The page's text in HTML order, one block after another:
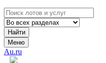
Найти
Меню
Au.ru